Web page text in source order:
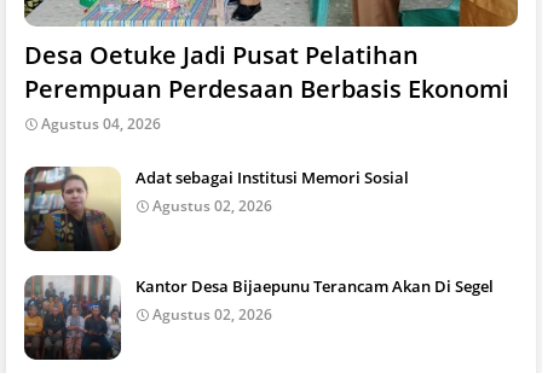
Desa Oetuke Jadi Pusat Pelatihan
Perempuan Perdesaan Berbasis Ekonomi
Agustus 04, 2026
Adat sebagai Institusi Memori Sosial
Agustus 02, 2026
Kantor Desa Bijaepunu Terancam Akan Di Segel
Agustus 02, 2026